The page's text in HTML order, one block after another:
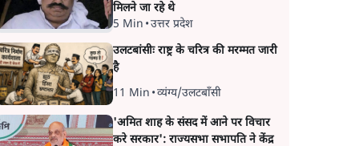
मिलने जा रहे थे
5 Min •उत्तर प्रदेश
उलटबांसीः राष्ट्र के चरित्र की मरम्मत जारी
है
11 Min •व्यंग्य/उलटबाँसी
'अमित शाह के संसद में आने पर विचार
करे सरकार': राज्यसभा सभापति ने केंद्र